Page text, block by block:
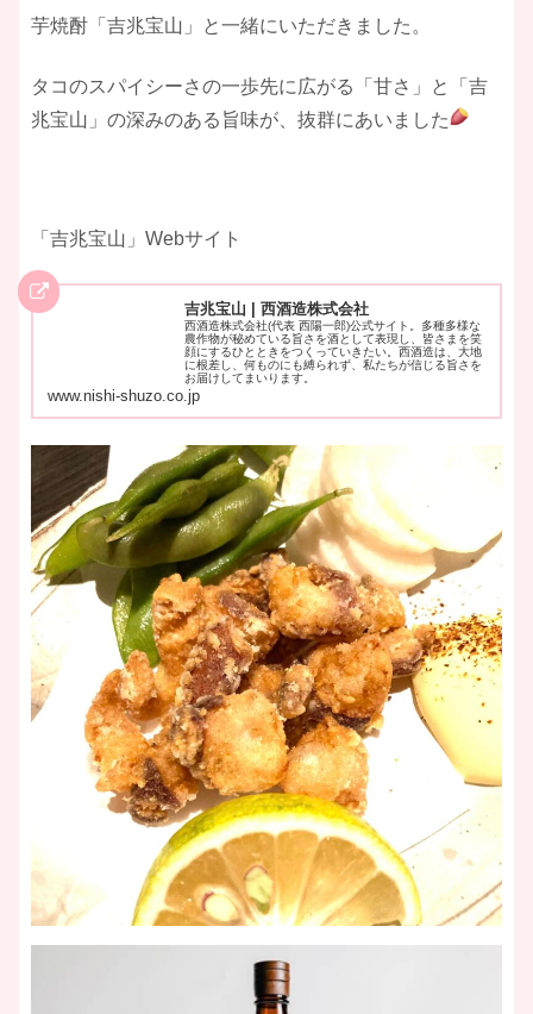
芋焼酎「吉兆宝山」と一緒にいただきました。
タコのスパイシーさの一歩先に広がる「甘さ」と「吉
兆宝山」の深みのある旨味が、抜群にあいました
「吉兆宝山」Webサイト
吉兆宝山 | 西酒造株式会社
西酒造株式会社(代表 西陽一郎)公式サイト。多種多様な
農作物が秘めている旨さを酒として表現し、皆さまを笑
顔にするひとときをつくっていきたい。西酒造は、大地
に根差し、何ものにも縛られず、私たちが信じる旨さを
お届けしてまいります。
www.nishi-shuzo.co.jp